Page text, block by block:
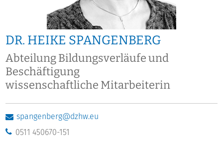
DR. HEIKE SPANGENBERG
Abteilung Bildungsverläufe und
Beschäftigung
wissenschaftliche Mitarbeiterin
spangenberg@dzhw.eu
0511 450670-151